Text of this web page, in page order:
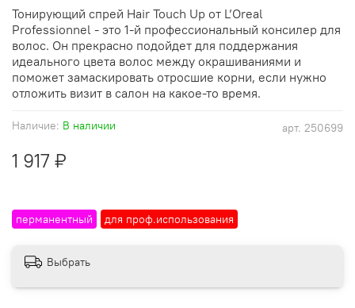
арт. 250699
Наличие: В наличии
перманентный для проф.использования
1 917 ₽
Тонирующий спрей Hair Touch Up от L’Oreal
Professionnel - это 1-й профессиональный консилер для
волос. Он прекрасно подойдет для поддержания
идеального цвета волос между окрашиваниями и
поможет замаскировать отросшие корни, если нужно
отложить визит в салон на какое-то время.
Выбрать